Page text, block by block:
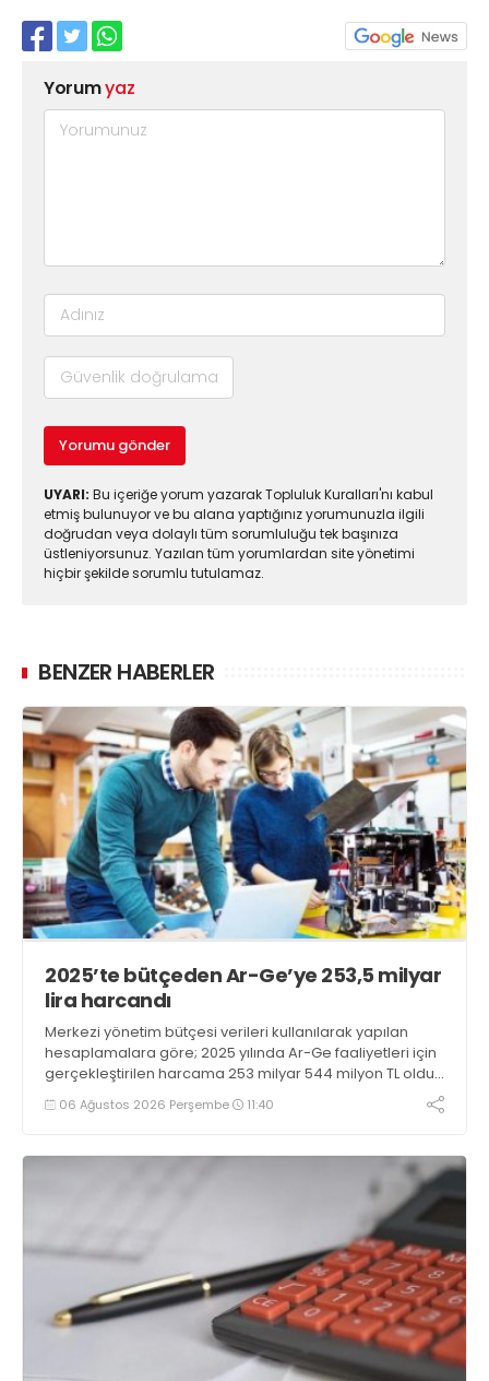
Yorumyaz
Yorumu gönder
UYARI: Bu içeriğe yorum yazarak Topluluk Kuralları'nı kabul
etmiş bulunuyor ve bu alana yaptığınız yorumunuzla ilgili
doğrudan veya dolaylı tüm sorumluluğu tek başınıza
üstleniyorsunuz. Yazılan tüm yorumlardan site yönetimi
hiçbir şekilde sorumlu tutulamaz.
BENZER HABERLER
2025’te bütçeden Ar-Ge’ye 253,5 milyar
lira harcandı
Merkezi yönetim bütçesi verileri kullanılarak yapılan
hesaplamalara göre; 2025 yılında Ar-Ge faaliyetleri için
gerçekleştirilen harcama 253 milyar 544 milyon TL oldu.
Ar-Ge harcamalarının merkezi yönetim bütçesi
içerisindeki oranı yüzde 1,58 oldu
06 Ağustos 2026 Perşembe 11:40